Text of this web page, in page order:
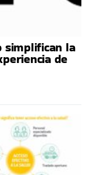
simplifican la
de